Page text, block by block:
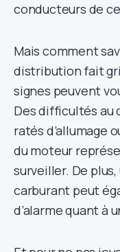
conducteurs de
Mais comment
distribution fait
signes peuvent
Des difficultés au
ratés d’allumage
du moteur
surveiller. De
carburant peut
d’alarme quant à